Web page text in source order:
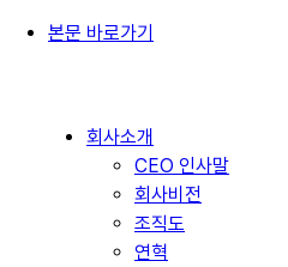
본문 바로가기
회사소개
CEO 인사말
회사비전
조직도
연혁